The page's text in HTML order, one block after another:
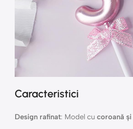
Caracteristici
Design rafinat: Model cu coroană